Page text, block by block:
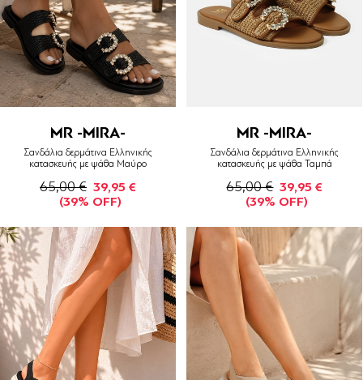
MR -MIRA-
Σανδάλια δερμάτινα Ελληνικής
κατασκευής με ψάθα Μαύρο
65,00 € 39,95 €
(39% OFF)
MR -MIRA-
Σανδάλια δερμάτινα Ελληνικής
κατασκευής με ψάθα Ταμπά
65,00 € 39,95 €
(39% OFF)